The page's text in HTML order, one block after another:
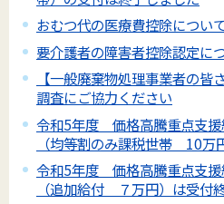
おむつ代の医療費控除につい
要介護者の障害者控除認定に
【一般廃棄物処理事業者の
調査にご協力ください
令和5年度 価格高騰重点支援
（均等割のみ課税世帯 10万
令和5年度 価格高騰重点支援
（追加給付 ７万円）は受付